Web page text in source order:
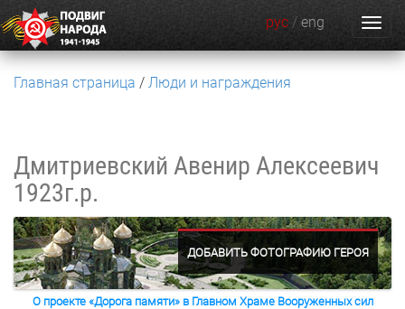
рус / eng
Главная страница Люди и награждения
Дмитриевский Авенир Алексеевич
1923г.р.
ДОБАВИТЬ ФОТОГРАФИЮ ГЕРОЯ
О проекте «Дорога памяти» в Главном Храме Вооруженных сил